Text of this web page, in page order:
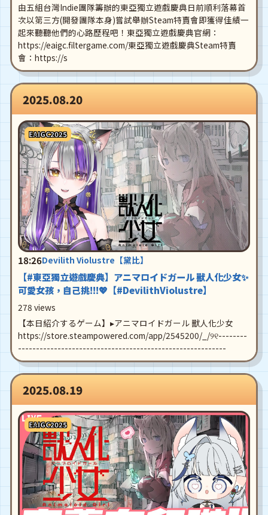
由五組台灣Indie團隊籌辦的東亞獨立遊戲慶典日前順利落幕首
次以第三方(開發團隊本身)嘗試舉辦Steam特賣會即獲得佳績一
起來聽聽他們的心路歷程吧！東亞獨立遊戲慶典官網：
https://eaigc.filtergame.com/東亞獨立遊戲慶典Steam特賣
會：https://s
2025.08.20
EAIGC2025
18:26Devilith Violustre【黛比】
【#東亞獨立遊戲慶典】アニマロイドガール 獸人化少女✨
可愛女孩，自己挑!!!💖【#DevilithViolustre】
278 views
【本日紹介するゲーム】▸アニマロイドガール 獸人化少女
https://store.steampowered.com/app/2545200/_/୨୧--------
----------------------------------------------------------
2025.08.19
EAIGC2025